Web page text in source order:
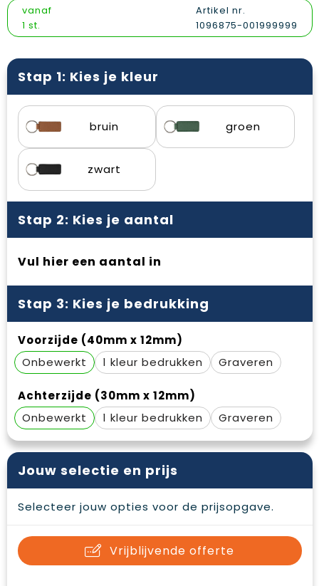
Gilets
Spellen voor binnen en buiten
Sport
Veiligheid, Auto en Fiets
Vrije tijd en Strand
Promotietassen
Reistassen
Rugzakken
Schoenentassen
Schoudertassen
Sporttassen
Strandtassen
Tablettassen
Toilettassen
Waterbestendige tassen
Duffeltassen
Goodiebags
Draagtassen
Reflecterende vesten
Regenkleding
Schoenen
Schorten en Sloven
Sweaters
T-Shirts
Veiligheidssignalering en Verlichting
Veiligheidsvesten en Veiligheidshesjes
Vesten
Gehoorbescherming
Oog- en gelaatsbescherming
Restauranttextiel
Hoofdbescherming
vanaf
1 st.
Artikel nr.
1096875-001999999
Stap 1: Kies je kleur
bruin groen
zwart
Stap 2: Kies je aantal
Vul hier een aantal in
Stap 3: Kies je bedrukking
Voorzijde (40mm x 12mm)
Onbewerkt
1 Graveren
Achterzijde (30mm x 12mm)
Onbewerkt
1 Graveren
Jouw selectie en prijs
Selecteer jouw opties voor de prijsopgave.
Vrijblijvende offerte